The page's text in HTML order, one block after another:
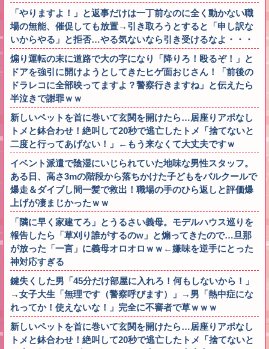
「やりますよ！」と返事だけは一丁前なのに全く動かない職
場の無能、催促しても放置→引き取ろうとすると「申し訳な
いからやる」と拒否…やる気ないなら引き受けるなよ・・・
煽り運転の末に道路で大の字になり「降りろ！殴るぞ！」と
ドアを強引に開けようとしてきたヒゲ面おじさん！「前後の
ドラレコに全部映ってますよ？警察行きますね」と伝えたら
半泣きで謝罪ｗｗ
新しいペットを首に巻いて玄関を開けたら…居座りアポなし
トメと鉢合わせ！絶叫して20秒で逃亡したトメ「捨てないと
二度と行ってあげない！」←もう来なくて大丈夫ですｗ
イベント派遣で陰湿にいじられていた地味な男性スタッフ。
ある日、高さ3mの階段から落ちかけた子どもをパルクールで
爆走＆ダイブし間一髪で救出！職場の手のひら返しと評価爆
上げが凄まじかったｗｗ
「隣に早く家建てろ」とうるさい義母。モデルハウス巡りを
報告したら「草刈り誰がするのw」と煽ってきたので…旦那
が放った「一言」に義母オロオロｗｗ←嫌味を逆手にとった
神対応すぎる
鍵失くした男「45分だけ部屋に入れろ！何もしないから！」
→女子大生「無理です（警察呼びます）」→男「熱中症にな
れってか！使えないな！」完全に不審者で草ｗｗｗ
新しいペットを首に巻いて玄関を開けたら…居座りアポなし
トメと鉢合わせ！絶叫して20秒で逃亡したトメ「捨てないと